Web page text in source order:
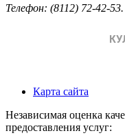
Телефон: (8112) 72-42-53.
Карта сайта
Независимая оценка
предоставления услуг: